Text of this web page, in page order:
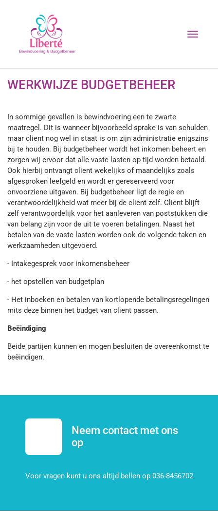
T
i
g
a
t
i
WERKWIJZE BUDGETBEHEER
In sommige gevallen is bewindvoering een te zwarte
maatregel. Dit is wanneer bijvoorbeeld sprake is van schulden
maar client nog wel in staat is om zijn administratie enigszins
bij te houden. Bij budgetbeheer wordt het inkomen beheert en
zorgen wij ervoor dat alle vaste lasten op tijd worden betaald.
Ook hierbij ontvangt client wekelijks of maandelijks zoals
afgesproken leefgeld en wordt er gereserveerd voor
onvoorziene uitgaven. Bij budgetbeheer ligt de regie en
verantwoordelijkheid wat meer bij de client zelf. Client blijft
zelf verantwoordelijk voor het aanleveren van poststukken die
van belang zijn voor de uit te voeren betalingen. Naast het
betalen van de vaste lasten worden ook de volgende taken en
werkzaamheden uitgevoerd.
- Intakegesprek voor inkomensbeheer
- het opstellen van budgetplan
- Het inboeken en betalen van kortlopende betalingsregelingen
mits deze binnen het budget van client passen.
Beëindiging
Beide partijen kunnen en mogen besluiten de overeenkomst te
beëindigen.
Neem contact met ons
op
Voor vragen kunt u ons altijd bellen op 036-8456702